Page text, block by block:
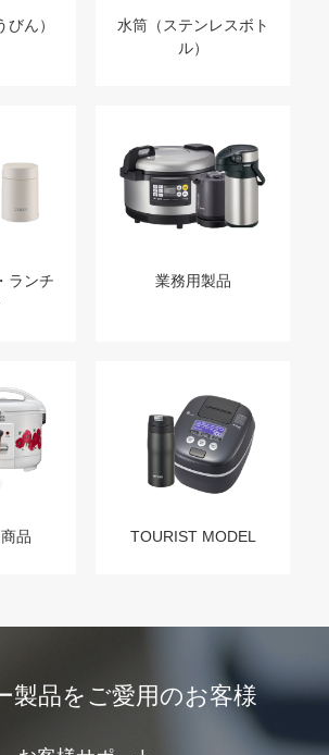
ん）
水筒（ステンレスボト
ル）
ランチ
業務用製品
品 TOURIST MODEL
製品をご愛用のお客様